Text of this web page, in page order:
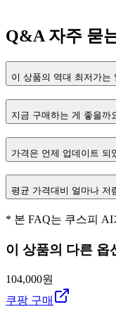
Q&A자주 묻
이 상품의 역대 최저가는
지금 구매하는 게 좋을까
가격은 언제 업데이트 되
평균 가격대비 얼마나 저
* 본 FAQ는 쿠스피
이 상품의 다른 옵
104,000원
쿠팡 구매